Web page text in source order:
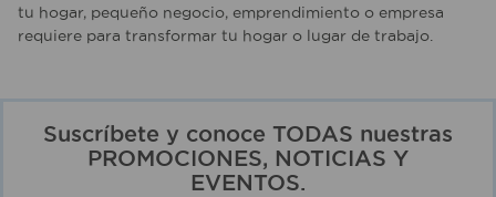
tu hogar, pequeño negocio, emprendimiento o empresa
requiere para transformar tu hogar o lugar de trabajo.
Suscríbete y conoce TODAS nuestras
PROMOCIONES, NOTICIAS Y
EVENTOS.